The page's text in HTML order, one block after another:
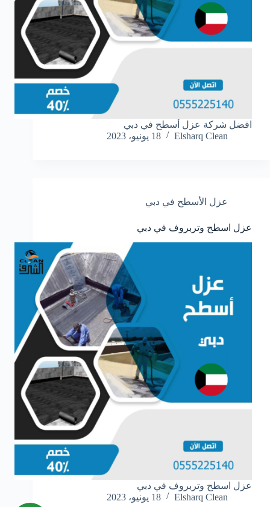
افضل شركة عزل أسطح في دبي
Elsharq Clean
18 يونيو، 2023
عزل الأسطح في دبي
عزل اسطح وتربروف في دبي
عزل اسطح وتربروف في دبي
Elsharq Clean
18 يونيو، 2023